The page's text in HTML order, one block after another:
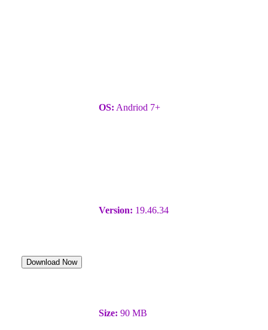
Download Now
OS: Andriod 7+
Version: 19.46.34
Size: 90 MB